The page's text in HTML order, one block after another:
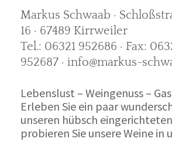
Markus Schwaab ·
16 · 67489 Kirrweiler
Tel.: 06321 952686 · Fax:
952687 · info@markus-
Lebenslust – Weingenuss –
Erleben Sie ein paar
unseren hübsch
probieren Sie unsere Weine in